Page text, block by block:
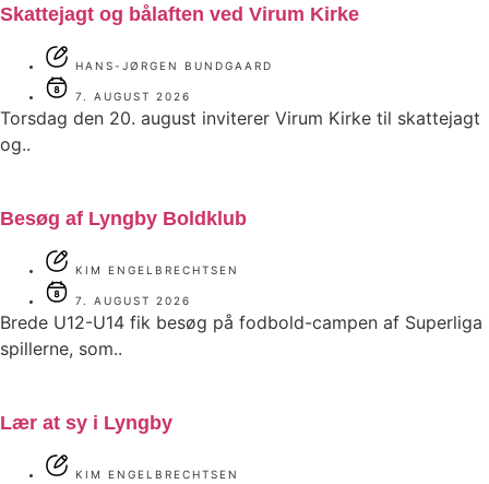
Skattejagt og bålaften ved Virum Kirke
HANS-JØRGEN BUNDGAARD
7. AUGUST 2026
Torsdag den 20. august inviterer Virum Kirke til skattejagt
og..
Besøg af Lyngby Boldklub
KIM ENGELBRECHTSEN
7. AUGUST 2026
Brede U12-U14 fik besøg på fodbold-campen af Superliga
spillerne, som..
Lær at sy i Lyngby
KIM ENGELBRECHTSEN